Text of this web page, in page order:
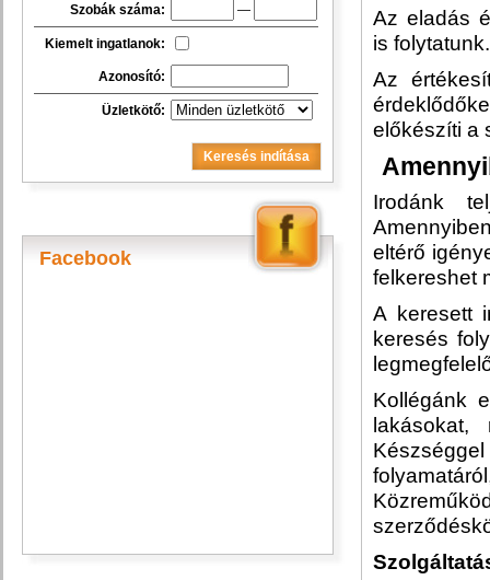
Az eladás
is folytatunk.
Az
előkészíti a
Irodánk
eltérő
felkereshet
A keresett
keresés
Kollégánk
lakásokat,
Pilis
Ráckeve
Szigetcsép
Szigethalom
Szigetszentmárton
Szigetszentmiklós
Somogy megye
Balatonszárszó
Szobák száma: —
Kiemelt ingatlanok:
Azonosító:
Üzletkötő:
Keresés indítása
Facebook